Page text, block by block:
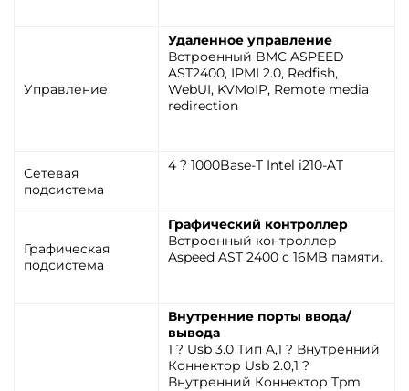
Управление
Удаленное управление
Встроенный BMC ASPEED
AST2400, IPMI 2.0, Redfish,
WebUI, KVMoIP, Remote media
redirection
Сетевая
подсистема
4 ? 1000Base-T Intel i210-AT
Графическая
подсистема
Графический контроллер
Встроенный контроллер
Aspeed AST 2400 c 16MB памяти.
Внутренние порты ввода/
вывода
1 ? Usb 3.0 Тип A,1 ? Внутренний
Коннектор Usb 2.0,1 ?
Внутренний Коннектор Tpm